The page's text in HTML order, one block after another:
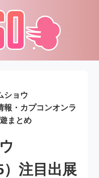
ショウ
報・カプコンオンラ
まとめ
注目出展